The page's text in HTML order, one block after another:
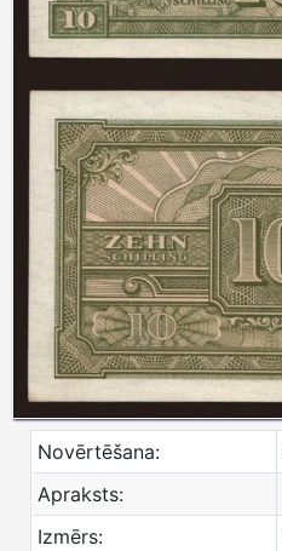
Novērtēšana:
Apraksts:
Izmērs: